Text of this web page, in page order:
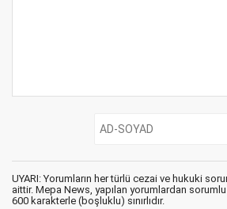
UYARI: Yorumların her türlü cezai ve hukuki
aittir. Mepa News, yapılan yorumlardan
600 karakterle (boşluklu) sınırlıdır.